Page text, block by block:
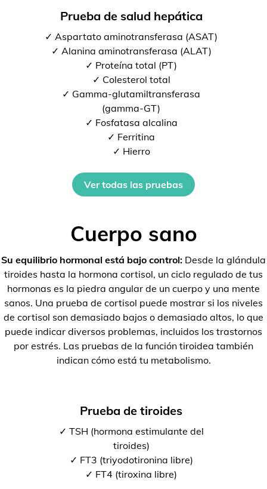
Prueba de salud hepática
✓ Aspartato aminotransferasa (ASAT)
✓ Alanina aminotransferasa (ALAT)
✓ Proteína total (PT)
✓ Colesterol total
✓ Gamma-glutamiltransferasa
(gamma-GT)
✓ Fosfatasa alcalina
✓ Ferritina
✓ Hierro
Ver todas las pruebas
Cuerpo sano
Su equilibrio hormonal está bajo control: Desde la glándula
tiroides hasta la hormona cortisol, un ciclo regulado de tus
hormonas es la piedra angular de un cuerpo y una mente
sanos. Una prueba de cortisol puede mostrar si los niveles
de cortisol son demasiado bajos o demasiado altos, lo que
puede indicar diversos problemas, incluidos los trastornos
por estrés. Las pruebas de la función tiroidea también
indican cómo está tu metabolismo.
Prueba de tiroides
✓ TSH (hormona estimulante del
tiroides)
✓ FT3 (triyodotironina libre)
✓ FT4 (tiroxina libre)